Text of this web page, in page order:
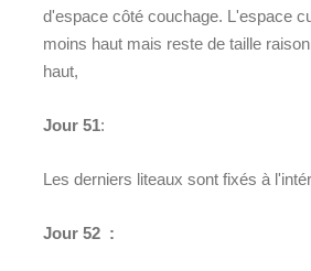
d'espace côté couchage. L'espace
moins haut mais reste de taille
haut,
Jour 51:
Les derniers liteaux sont fixés à
Jour 52 :